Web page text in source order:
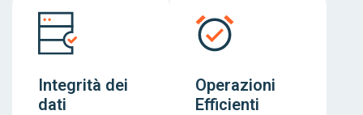
Integrità dei
dati
Operazioni
Efficienti